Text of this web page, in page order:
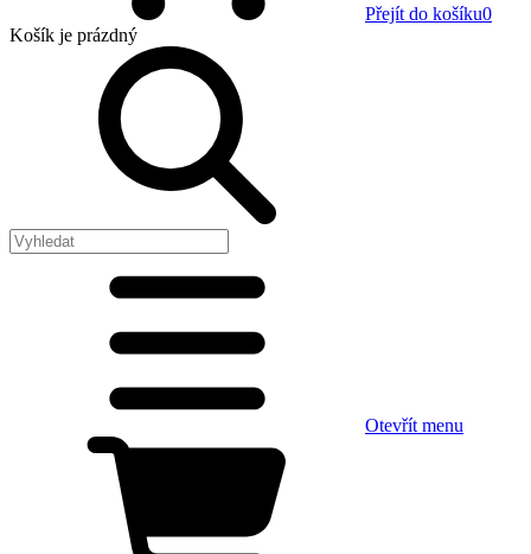
Přejít do košíku0
Košík je prázdný
Otevřít menu